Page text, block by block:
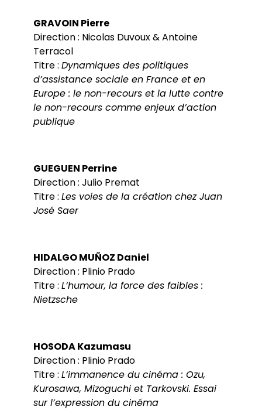
GRAVOIN Pierre
Direction : Nicolas Duvoux & Antoine
Terracol
Titre : Dynamiques des politiques
d’assistance sociale en France et en
Europe : le non-recours et la lutte contre
le non-recours comme enjeux d’action
publique
GUEGUEN Perrine
Direction : Julio Premat
Titre : Les voies de la création chez Juan
José Saer
HIDALGO MUÑOZ Daniel
Direction : Plinio Prado
Titre : L’humour, la force des faibles :
Nietzsche
HOSODA Kazumasu
Direction : Plinio Prado
Titre : L’immanence du cinéma : Ozu,
Kurosawa, Mizoguchi et Tarkovski. Essai
sur l’expression du cinéma